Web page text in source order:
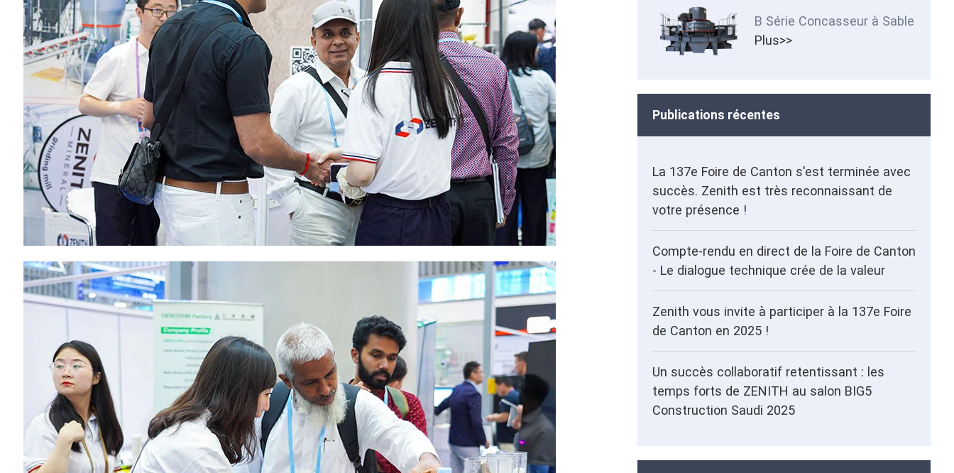
B Série Concasseur à Sable
Plus>>
Publications récentes
La 137e Foire de Canton s'est terminée avec
succès. Zenith est très reconnaissant de
votre présence !
Compte-rendu en direct de la Foire de Canton
- Le dialogue technique crée de la valeur
Zenith vous invite à participer à la 137e Foire
de Canton en 2025 !
Un succès collaboratif retentissant : les
temps forts de ZENITH au salon BIG5
Construction Saudi 2025